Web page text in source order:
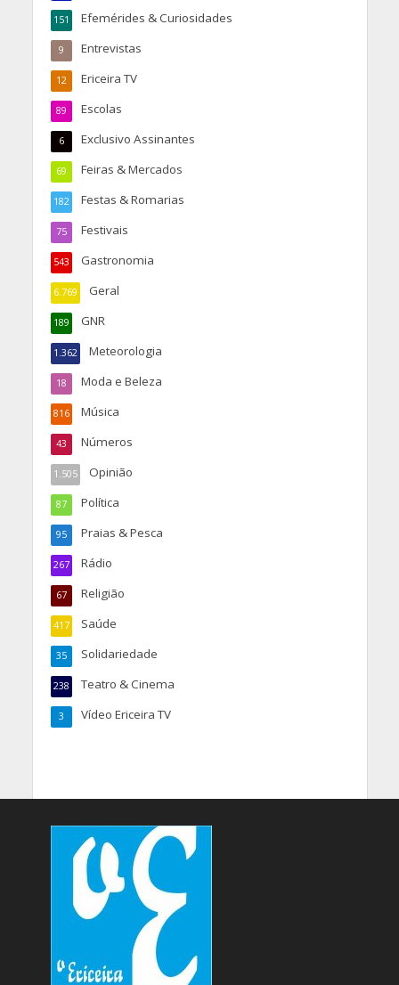
Efemérides & Curiosidades
151
Entrevistas
9
Ericeira TV
12
Escolas
89
Exclusivo Assinantes
6
Feiras & Mercados
69
Festas & Romarias
182
Festivais
75
Gastronomia
543
Geral
6.769
GNR
189
Meteorologia
1.362
Moda e Beleza
18
Música
816
Números
43
Opinião
1.505
Política
87
Praias & Pesca
95
Rádio
267
Religião
67
Saúde
417
Solidariedade
35
Teatro & Cinema
238
Vídeo Ericeira TV
3